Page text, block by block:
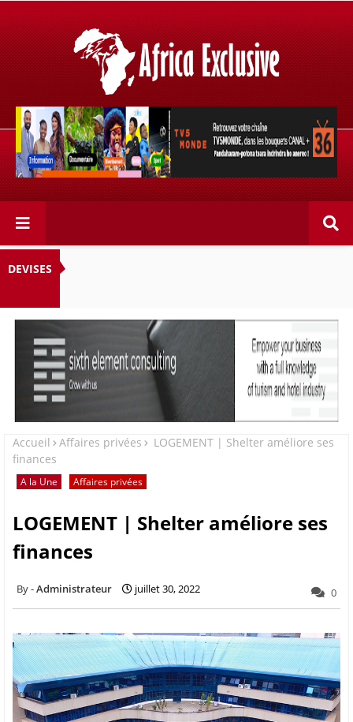
Retrouvez votre chaîne @TV5MONDE, dans les bouquets
CANAL+ 36 . Fandaharam-potoana tsara indrindra ho
anareo!
DEVISES
Accueil Affaires privées
LOGEMENT | Shelter améliore ses
finances
A la Une Affaires privées
LOGEMENT | Shelter améliore ses
finances
Administrateur juillet 30, 2022 0